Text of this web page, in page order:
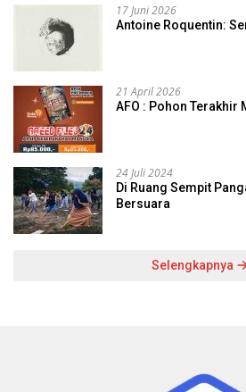
17 Juni 2026
Antoine Roquentin:
21 April 2026
AFO : Pohon Terakhir
24 Juli 2024
Di Ruang Sempit
Bersuara
Selengkapnya